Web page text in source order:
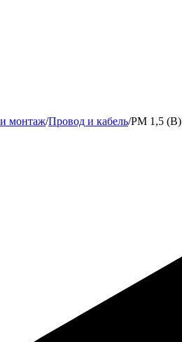
монтаж/Провод и кабель/PM 1,5 (B)